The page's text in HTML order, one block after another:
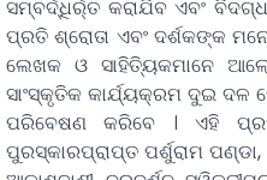
ସମ୍ବର୍ଦ୍ଧିର୍ର୍ତ କରାଯିବ ଏବଂ
ପ୍ରତି ଶ୍ରୋତା ଏବଂ ଦର୍ଶକଙ୍କ
ଲେଖକ ଓ ସାହିତି୍ୟକମାନେ
ସାଂସ୍କୃତିକ କାର୍ଯ୍ୟକ୍ରମ ଦୁଇ ଦଳ
ପରିବେଷଣ କରିବେ । ଏହି
ପୁରସ୍କାରପ୍ରାପ୍ତ ପର୍ଶୁରାମ